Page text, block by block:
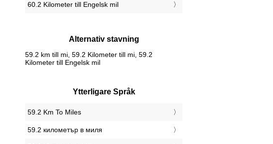
60.2 Kilometer till Engelsk mil
Alternativ stavning
59.2 km till mi, 59.2 Kilometer till mi, 59.2
Kilometer till Engelsk mil
Ytterligare Språk
‎59.2 Km To Miles
‎59.2 километър в миля